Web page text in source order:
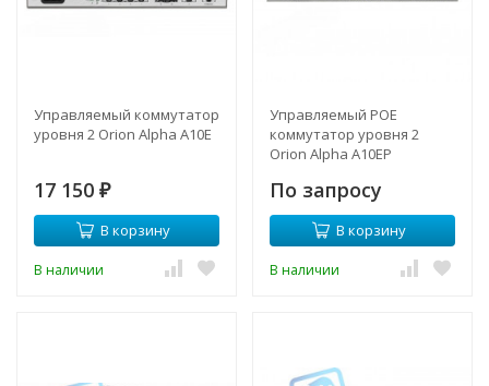
Управляемый коммутатор
уровня 2 Orion Alpha A10E
17 150 ₽
В корзину
В наличии
Управляемый POE
коммутатор уровня 2
Orion Alpha A10EP
По запросу
В корзину
В наличии